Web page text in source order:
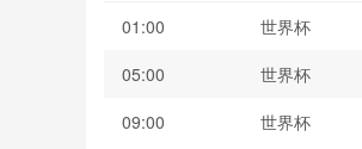
01:00 世界杯
05:00
世界杯
09:00
世界杯